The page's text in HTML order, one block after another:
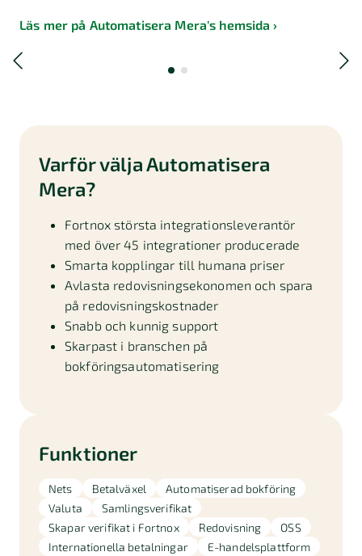
Läs mer på Automatisera Mera's hemsida
Varför välja Automatisera
Mera?
Fortnox största integrationsleverantör
med över 45 integrationer producerade
Smarta kopplingar till humana priser
Avlasta redovisningsekonomen och spara
på redovisningskostnader
Snabb och kunnig support
Skarpast i branschen på
bokföringsautomatisering
Funktioner
Nets Betalväxel
Automatiserad bokföring
Valuta
Samlingsverifikat
Skapar verifikat i Fortnox
Redovisning
OSS
Internationella betalningar
E-handelsplattform